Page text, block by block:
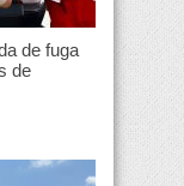
de fuga
de